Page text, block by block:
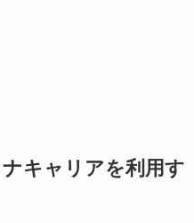
キャリアを利用す